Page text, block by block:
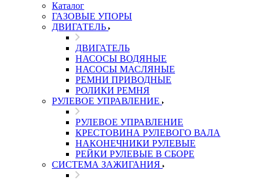
Каталог
ГАЗОВЫЕ УПОРЫ
ДВИГАТЕЛЬ
ДВИГАТЕЛЬ
НАСОСЫ ВОДЯНЫЕ
НАСОСЫ МАСЛЯНЫЕ
РЕМНИ ПРИВОДНЫЕ
РОЛИКИ РЕМНЯ
РУЛЕВОЕ УПРАВЛЕНИЕ
РУЛЕВОЕ УПРАВЛЕНИЕ
КРЕСТОВИНА РУЛЕВОГО ВАЛА
НАКОНЕЧНИКИ РУЛЕВЫЕ
РЕЙКИ РУЛЕВЫЕ В СБОРЕ
СИСТЕМА ЗАЖИГАНИЯ